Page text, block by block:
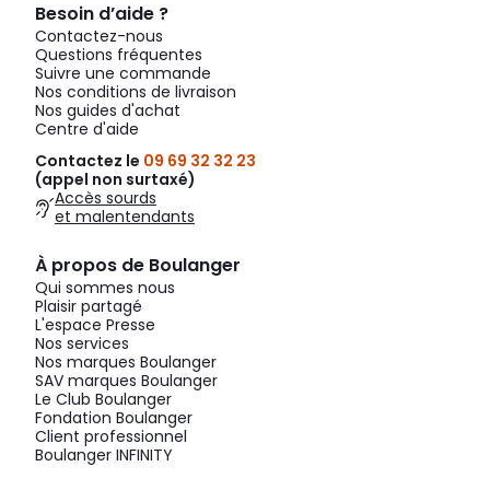
Besoin d’aide ?
Contactez-nous
Questions fréquentes
Suivre une commande
Nos conditions de livraison
Nos guides d'achat
Centre d'aide
Contactez le 09 69 32 32 23
(appel non surtaxé)
Accès sourds
et malentendants
À propos de Boulanger
Qui sommes nous
Plaisir partagé
L'espace Presse
Nos services
Nos marques Boulanger
SAV marques Boulanger
Le Club Boulanger
Fondation Boulanger
Client professionnel
Boulanger INFINITY